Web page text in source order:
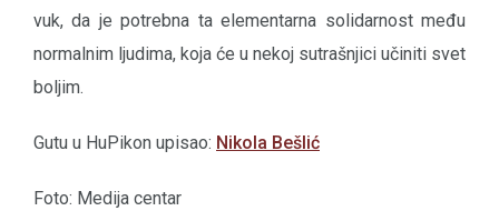
vuk, da je potrebna ta elementarna solidarnost među
normalnim ljudima, koja će u nekoj sutrašnjici učiniti svet
boljim.
Gutu u HuPikon upisao: Nikola Bešlić
Foto: Medija centar